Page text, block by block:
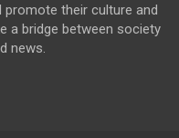
promote their culture and
a bridge between society
news.